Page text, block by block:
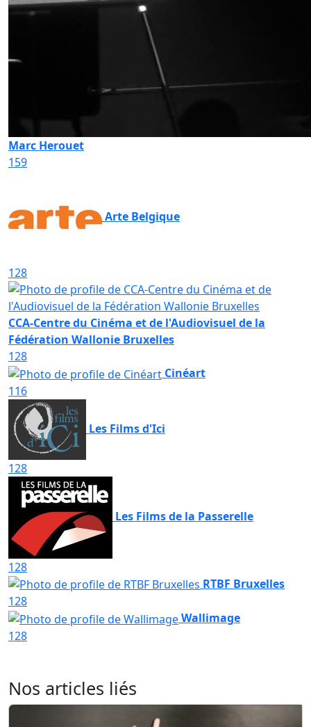
Marc Herouet
159
Arte Belgique
128
CCA-Centre du Cinéma et de l'Audiovisuel de la
Fédération Wallonie Bruxelles
128
Cinéart
116
Les Films d'Ici
128
Les Films de la Passerelle
128
RTBF Bruxelles
128
Wallimage
128
Nos articles liés